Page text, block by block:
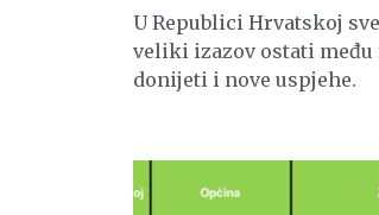
U Republici Hrvatskoj
veliki izazov ostati
donijeti i nove uspjehe.